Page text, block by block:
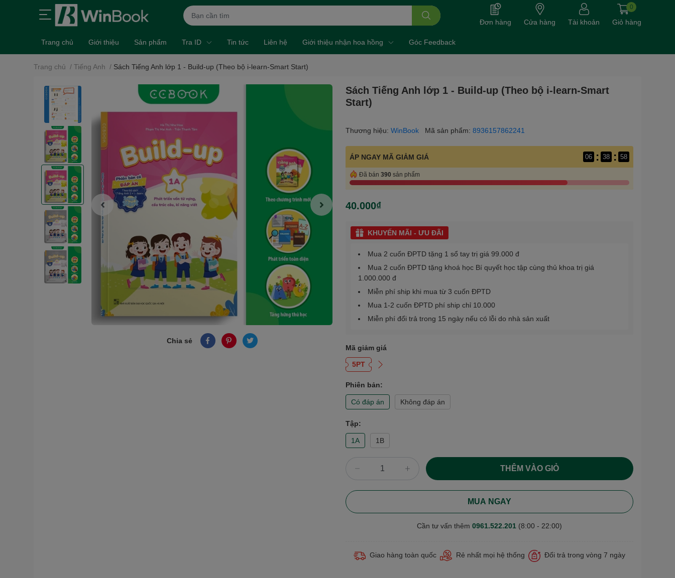
Đơn hàng Cửa hàng Tài khoản
0
Giỏ hàng
Trang chủ Giới thiệu Sản phẩm Tra ID Tin tức Liên hệ Giới thiệu nhận hoa hồng Góc Feedback
Trang chủ / Tiếng Anh / Sách Tiếng Anh lớp 1 - Build-up (Theo bộ i-learn-Smart Start)
Chia sẻ
Sách Tiếng Anh lớp 1 - Build-up (Theo bộ i-learn-Smart
Start)
Thương hiệu: WinBook Mã sản phẩm: 8936157862241
ÁP NGAY MÃ GIẢM GIÁ 06 : 38 : 56
Đã bán 390 sản phẩm
40.000₫
KHUYẾN MÃI - ƯU ĐÃI
Mua 2 cuốn ĐPTD tặng 1 sổ tay trị giá 99.000 đ
Mua 2 cuốn ĐPTD tặng khoá học Bí quyết học tập cùng thủ khoa trị giá
1.000.000 đ
Miễn phí ship khi mua từ 3 cuốn ĐPTD
Mua 1-2 cuốn ĐPTD phí ship chỉ 10.000
Miễn phí đổi trả trong 15 ngày nếu có lỗi do nhà sản xuất
Mã giảm giá
5PT
Phiên bản:
Có đáp án Không đáp án
Tập:
1A 1B
THÊM VÀO GIỎ
MUA NGAY
Cần tư vấn thêm 0961.522.201 (8:00 - 22:00)
Giao hàng toàn quốc Rẻ nhất mọi hệ thống Đổi trả trong vòng 7 ngày